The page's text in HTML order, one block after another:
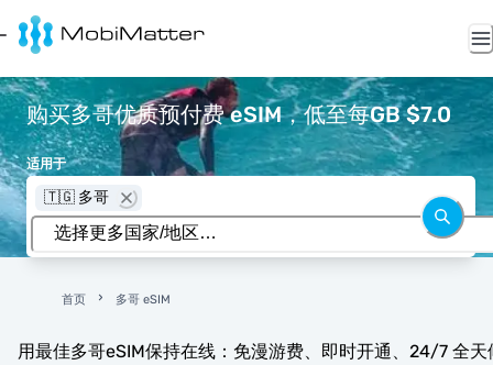
购买多哥优质预付费 eSIM，低至每GB $7.0
适用于
🇹🇬 多哥
首页 多哥 eSIM
用最佳多哥eSIM保持在线：免漫游费、即时开通、24/7 全天